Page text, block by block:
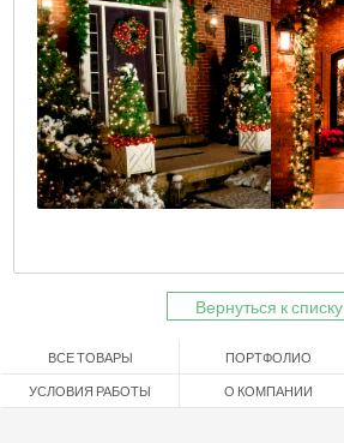
Вернуться к списку
ВСЕ ТОВАРЫ ПОРТФОЛИО
УСЛОВИЯ РАБОТЫ О КОМПАНИИ